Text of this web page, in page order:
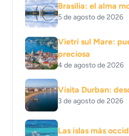
Brasilia: el alma
5 de agosto de 2026
Vietri sul Mare:
preciosa
4 de agosto de 2026
Visita Durban:
3 de agosto de 2026
Las islas más